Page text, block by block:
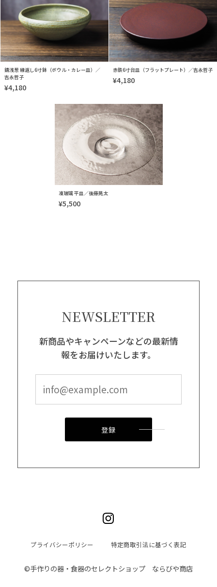
錆浅葱 縁返し6寸鉢（ボウル・カレー皿）／
吉永哲子
¥4,180
赤鉄6寸台皿（フラットプレート）／吉永哲子
¥4,180
凍玻璃 平皿／後藤晃太
¥5,500
NEWSLETTER
新商品やキャンペーンなどの最新情
報をお届けいたします。
登録
プライバシーポリシー 特定商取引法に基づく表記
©︎手作りの器・食器のセレクトショップ ならびや商店